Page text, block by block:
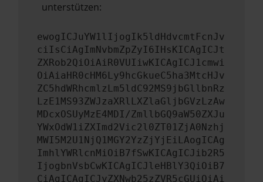
unterstützen:
ewogICJuYW1lIjogIk5ldHdvcmtFcnJv
ciIsCiAgImNvbmZpZyI6IHsKICAgICJt
ZXRob2QiOiAiR0VUIiwKICAgICJ1cmwi
OiAiaHR0cHM6Ly9hcGkueC5ha3MtcHJv
ZC5hdWRhcmlzLm5ldC92MS9jbGllbnRz
LzE1MS93ZWJzaXRlLXZlaGljbGVzLzAw
MDcxOSUyMzE4MDI/ZmllbGQ9aW50ZXJu
YWxOdW1iZXImd2Vic2l0ZT01ZjA0Nzhj
MWI5M2U1NjQ1MGY2YzZjYjEiLAogICAg
ImhlYWRlcnMiOiB7fSwKICAgICJib2R5
IjogbnVsbCwKICAgICJleHBlY3QiOiB7
CiAgICAgICJyZXNwb25zZVR5cGUiOiAi